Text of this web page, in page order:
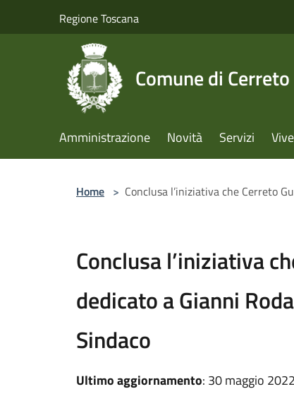
Regione Toscana
Comune di
Amministrazione Novità Servizi
Home > Conclusa l’iniziativa che Cerreto
Conclusa l’iniziativa
dedicato a Gianni
Sindaco
Ultimo aggiornamento: 30 maggio